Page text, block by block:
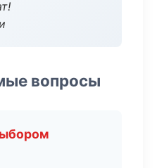
вопросы